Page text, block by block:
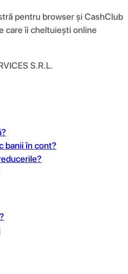
pentru browser și CashClub
care îi cheltuiești online
S.R.L.
banii în cont?